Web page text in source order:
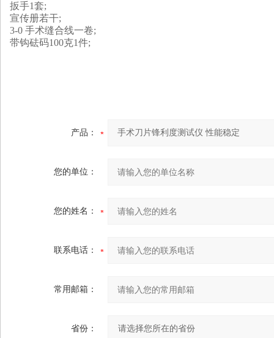
扳手1套;
宣传册若干;
3-0 手术缝合线一卷;
带钩砝码100克1件;
产品：
您的单位：
您的姓名：
联系电话：
常用邮箱：
省份：